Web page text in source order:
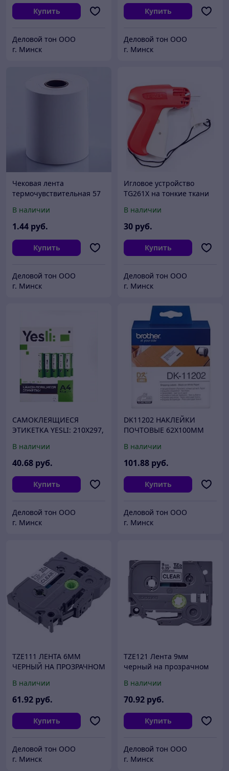
Купить
Деловой тон ООО
г. Минск
Купить
Деловой тон ООО
г. Минск
Чековая лента
термочувствительная 57
В наличии
1.44 руб.
Купить
Деловой тон ООО
г. Минск
Игловое устройство
TG261X на тонкие ткани
В наличии
30 руб.
Купить
Деловой тон ООО
г. Минск
САМОКЛЕЯЩИЕСЯ
ЭТИКЕТКА YESLI: 210Х297,
БЕЛЫЙ
В наличии
40.68 руб.
Купить
Деловой тон ООО
г. Минск
DK11202 НАКЛЕЙКИ
ПОЧТОВЫЕ 62Х100ММ
В наличии
101.88 руб.
Купить
Деловой тон ООО
г. Минск
TZE111 ЛЕНТА 6MM
ЧЕРНЫЙ НА ПРОЗРАЧНОМ
В наличии
61.92 руб.
Купить
Деловой тон ООО
г. Минск
TZE121 Лента 9мм
черный на прозрачном
В наличии
70.92 руб.
Купить
Деловой тон ООО
г. Минск